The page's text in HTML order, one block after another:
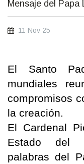
Mensaje del Papa
11 Nov 25
El Santo
mundiales
compromisos
la creación.
El Cardenal
Estado del
palabras del